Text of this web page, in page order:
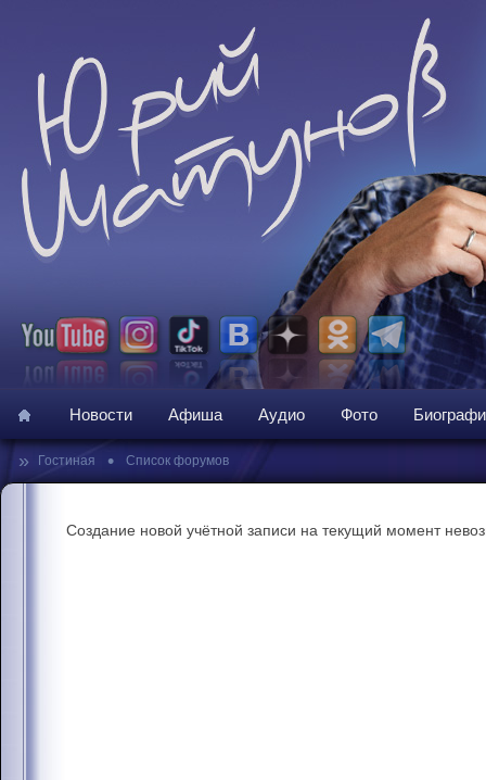
Новости Афиша Аудио Фото
» Гостиная • Список форумов
Создание новой учётной записи на текущий момент